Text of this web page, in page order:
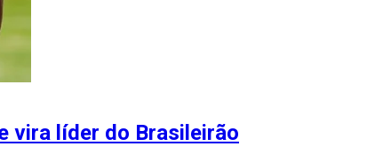
vira líder do Brasileirão